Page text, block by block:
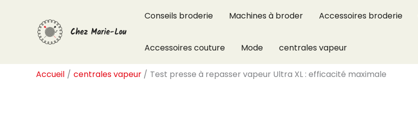
Chez Marie-Lou
Conseils broderie Machines à broder Accessoires broderie
Accessoires couture Mode centrales vapeur
Accueil centrales vapeur Test presse à repasser vapeur Ultra XL : efficacité maximale